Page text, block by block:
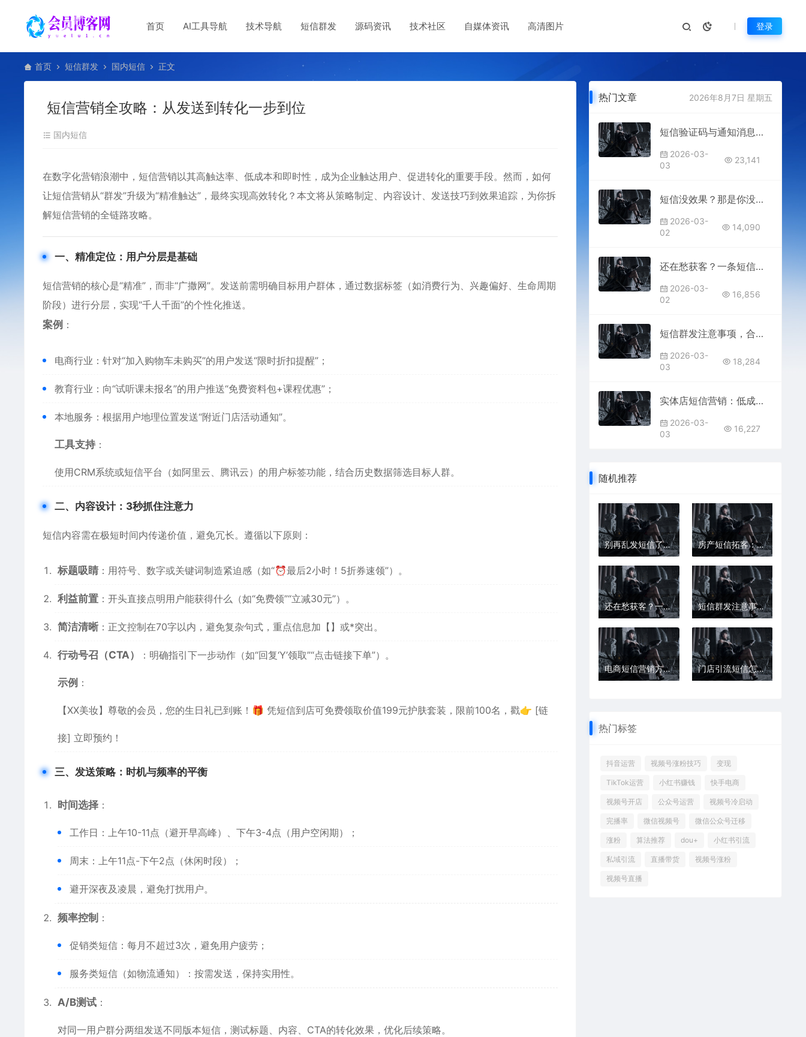
首页 AI工具导航 技术导航 短信群发 源码资讯 技术社区 自媒体资讯 高清图片 登录
首页 短信群发 国内短信 正文
短信营销全攻略：从发送到转化一步到位
国内短信
在数字化营销浪潮中，短信营销以其高触达率、低成本和即时性，成为企业触达用户、促进转化的重要手段。然而，如何
让短信营销从“群发”升级为“精准触达”，最终实现高效转化？本文将从策略制定、内容设计、发送技巧到效果追踪，为你拆
解短信营销的全链路攻略。
一、精准定位：用户分层是基础
短信营销的核心是“精准”，而非“广撒网”。发送前需明确目标用户群体，通过数据标签（如消费行为、兴趣偏好、生命周期
阶段）进行分层，实现“千人千面”的个性化推送。
案例 ：
电商行业：针对“加入购物车未购买”的用户发送“限时折扣提醒”；
教育行业：向“试听课未报名”的用户推送“免费资料包+课程优惠”；
本地服务：根据用户地理位置发送“附近门店活动通知”。
工具支持 ：
使用CRM系统或短信平台（如阿里云、腾讯云）的用户标签功能，结合历史数据筛选目标人群。
二、内容设计：3秒抓住注意力
短信内容需在极短时间内传递价值，避免冗长。遵循以下原则：
标题吸睛 ：用符号、数字或关键词制造紧迫感（如“⏰最后2小时！5折券速领”）。
利益前置 ：开头直接点明用户能获得什么（如“免费领”“立减30元”）。
简洁清晰 ：正文控制在70字以内，避免复杂句式，重点信息加【】或*突出。
行动号召（CTA） ：明确指引下一步动作（如“回复‘Y’领取”“点击链接下单”）。
示例 ：
【XX美妆】尊敬的会员，您的生日礼已到账！🎁 凭短信到店可免费领取价值199元护肤套装，限前100名，戳👉 [链
接] 立即预约！
三、发送策略：时机与频率的平衡
时间选择 ：
工作日：上午10-11点（避开早高峰）、下午3-4点（用户空闲期）；
周末：上午11点-下午2点（休闲时段）；
避开深夜及凌晨，避免打扰用户。
频率控制 ：
促销类短信：每月不超过3次，避免用户疲劳；
服务类短信（如物流通知）：按需发送，保持实用性。
A/B测试 ：
对同一用户群分两组发送不同版本短信，测试标题、内容、CTA的转化效果，优化后续策略。
热门文章 2026年8月7日 星期五
短信验证码与通知消息优化技巧
2026-03-
03
23,141
短信没效果？那是你没用对方法
2026-03-
02
14,090
还在愁获客？一条短信解决大问题
2026-03-
02
16,856
短信群发注意事项，合规才是关键
2026-03-
03
18,284
实体店短信营销：低成本引爆客流
2026-03-
03
16,227
随机推荐
别再乱发短信了！90%的人都踩过这些坑 房产短信拓客：精准触达高意向客户
还在愁获客？一条短信解决大问题 短信群发注意事项，合规才是关键
电商短信营销方案：促活、复购、拉新全搞定 门店引流短信怎么写？顾客看了就想来
热门标签
抖音运营 视频号涨粉技巧 变现
TikTok运营 小红书赚钱 快手电商
视频号开店 公众号运营 视频号冷启动
完播率 微信视频号 微信公众号迁移
涨粉 算法推荐 dou+ 小红书引流
私域引流 直播带货 视频号涨粉
视频号直播